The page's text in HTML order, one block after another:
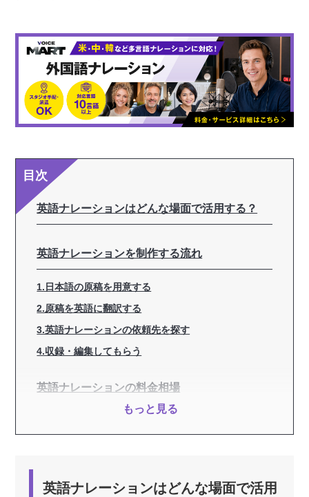
目次
英語ナレーションはどんな場面で活用する？
英語ナレーションを制作する流れ
1.日本語の原稿を用意する
2.原稿を英語に翻訳する
3.英語ナレーションの依頼先を探す
4.収録・編集してもらう
英語ナレーションの料金相場
英語ナレーションの依頼先
もっと見る
英語ナレーションはどんな場面で活用